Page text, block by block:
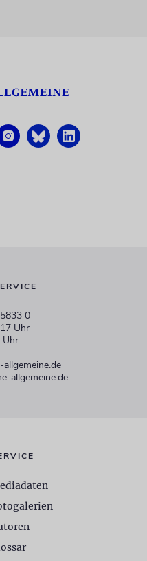
0
Uhr
Uhr
allgemeine.de